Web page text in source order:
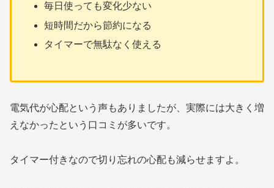
毎日使っても変化少ない
短時間だから節約になる
タイマーで無駄なく使える
電気代が心配という声もありましたが、実際には大きく増
えなかったという口コミが多いです。
タイマー付きなので切り忘れの心配も減らせますよ。